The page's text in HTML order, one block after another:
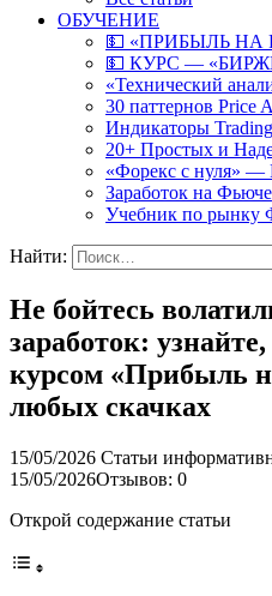
ОБУЧЕНИЕ
💵 «ПРИБЫЛЬ НА
💵 КУРС —
«Технический
30 паттернов
Индикаторы
20+ Простых и
«Форекс с нуля» —
Заработок на
Учебник по
Найти:
Не бойтесь
заработок:
курсом «Прибыль
любых скачках
15/05/2026 Статьи
15/05/2026Отзывов: 0
Открой содержание статьи